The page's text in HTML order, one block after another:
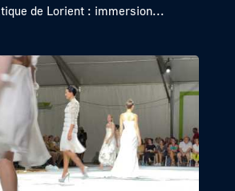
de Lorient : immersion...